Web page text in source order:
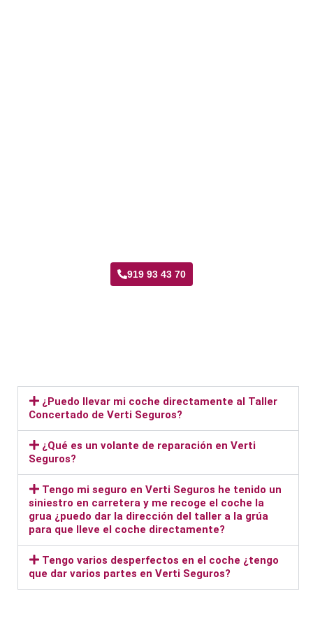
919 93 43 70
¿Puedo llevar mi coche directamente al Taller
Concertado de Verti Seguros?
¿Qué es un volante de reparación en Verti
Seguros?
Tengo mi seguro en Verti Seguros he tenido un
siniestro en carretera y me recoge el coche la
grua ¿puedo dar la dirección del taller a la grúa
para que lleve el coche directamente?
Tengo varios desperfectos en el coche ¿tengo
que dar varios partes en Verti Seguros?